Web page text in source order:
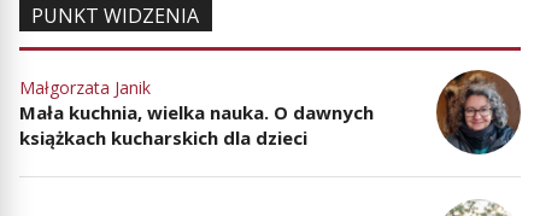
PUNKT WIDZENIA
Małgorzata Janik
Mała kuchnia, wielka nauka. O dawnych
książkach kucharskich dla dzieci